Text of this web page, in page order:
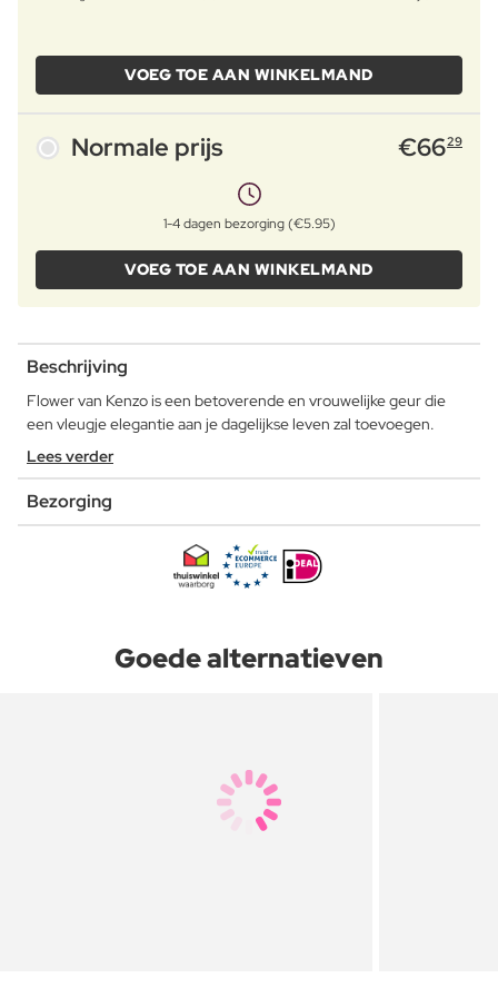
VOEG TOE AAN WINKELMAND
Normale prijs €6629
1-4 dagen bezorging (€5.95)
VOEG TOE AAN WINKELMAND
Beschrijving
Flower van Kenzo is een betoverende en vrouwelijke geur die
een vleugje elegantie aan je dagelijkse leven zal toevoegen.
Lees verder
Bezorging
Goede alternatieven